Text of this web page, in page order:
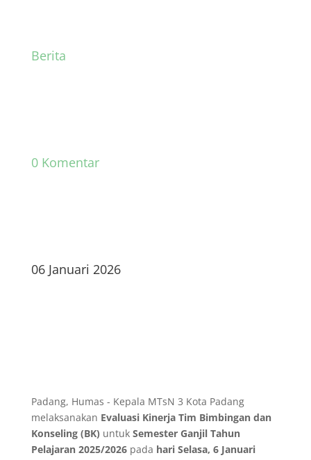
Berita
0 Komentar
06 Januari 2026
Padang, Humas - Kepala MTsN 3 Kota Padang
melaksanakan Evaluasi Kinerja Tim Bimbingan dan
Konseling (BK) untuk Semester Ganjil Tahun
Pelajaran 2025/2026pada hari Selasa, 6 Januari